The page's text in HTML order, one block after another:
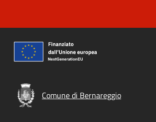
Comune di Bernareggio